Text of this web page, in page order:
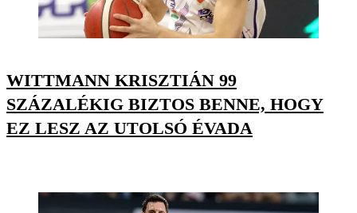
WITTMANN KRISZTIÁN 99
SZÁZALÉKIG BIZTOS BENNE, HOGY
EZ LESZ AZ UTOLSÓ ÉVADA